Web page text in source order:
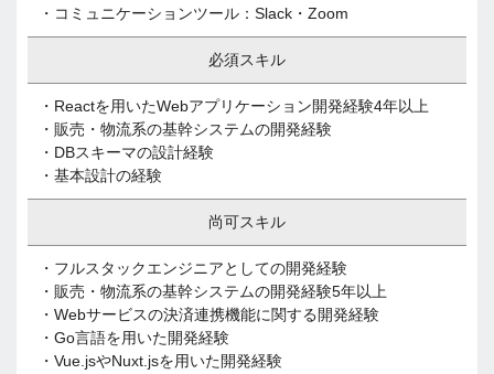
・コミュニケーションツール：Slack・Zoom
必須スキル
・Reactを用いたWebアプリケーション開発経験4年以上
・販売・物流系の基幹システムの開発経験
・DBスキーマの設計経験
・基本設計の経験
尚可スキル
・フルスタックエンジニアとしての開発経験
・販売・物流系の基幹システムの開発経験5年以上
・Webサービスの決済連携機能に関する開発経験
・Go言語を用いた開発経験
・Vue.jsやNuxt.jsを用いた開発経験